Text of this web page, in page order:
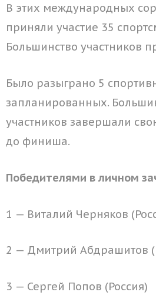
В этих международных
приняли участие 35
Большинство участников
Было разыграно 5
запланированных.
участников завершали
до финиша.
Победителями в личном
1 — Виталий Черняков
2 — Дмитрий Абдрашитов
3 — Сергей Попов (Россия)